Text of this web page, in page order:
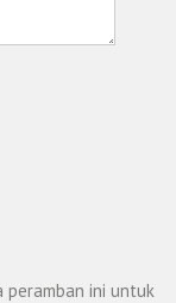
peramban ini untuk